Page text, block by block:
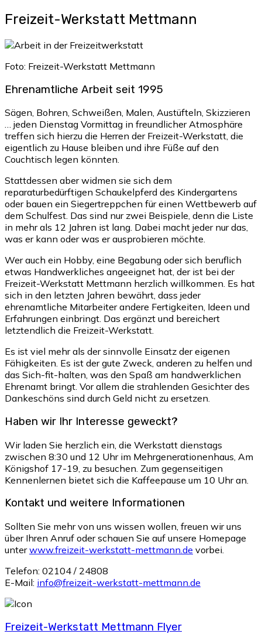
Freizeit-Werkstatt Mettmann
Foto: Freizeit-Werkstatt Mettmann
Ehrenamtliche Arbeit seit 1995
Sägen, Bohren, Schweißen, Malen, Austüfteln, Skizzieren
… jeden Dienstag Vormittag in freundlicher Atmosphäre
treffen sich hierzu die Herren der Freizeit-Werkstatt, die
eigentlich zu Hause bleiben und ihre Füße auf den
Couchtisch legen könnten.
Stattdessen aber widmen sie sich dem
reparaturbedürftigen Schaukelpferd des Kindergartens
oder bauen ein Siegertreppchen für einen Wettbewerb auf
dem Schulfest. Das sind nur zwei Beispiele, denn die Liste
in mehr als 12 Jahren ist lang. Dabei macht jeder nur das,
was er kann oder was er ausprobieren möchte.
Wer auch ein Hobby, eine Begabung oder sich beruflich
etwas Handwerkliches angeeignet hat, der ist bei der
Freizeit-Werkstatt Mettmann herzlich willkommen. Es hat
sich in den letzten Jahren bewährt, dass jeder
ehrenamtliche Mitarbeiter andere Fertigkeiten, Ideen und
Erfahrungen einbringt. Das ergänzt und bereichert
letztendlich die Freizeit-Werkstatt.
Es ist viel mehr als der sinnvolle Einsatz der eigenen
Fähigkeiten. Es ist der gute Zweck, anderen zu helfen und
das Sich-fit-halten, was den Spaß am handwerklichen
Ehrenamt bringt. Vor allem die strahlenden Gesichter des
Dankeschöns sind durch Geld nicht zu ersetzen.
Haben wir Ihr Interesse geweckt?
Wir laden Sie herzlich ein, die Werkstatt dienstags
zwischen 8:30 und 12 Uhr im Mehrgenerationenhaus, Am
Königshof 17-19, zu besuchen. Zum gegenseitigen
Kennenlernen bietet sich die Kaffeepause um 10 Uhr an.
Kontakt und weitere Informationen
Sollten Sie mehr von uns wissen wollen, freuen wir uns
über Ihren Anruf oder schauen Sie auf unsere Homepage
unterwww.freizeit-werkstatt-mettmann.de vorbei.
Telefon: 02104 / 24808
E-Mail: info@freizeit-werkstatt-mettmann.de
Freizeit-Werkstatt Mettmann Flyer